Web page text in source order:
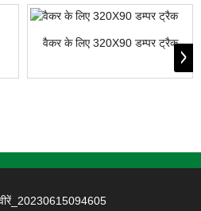
वैकर के लिए 320X90 डम्पर ट्रैक